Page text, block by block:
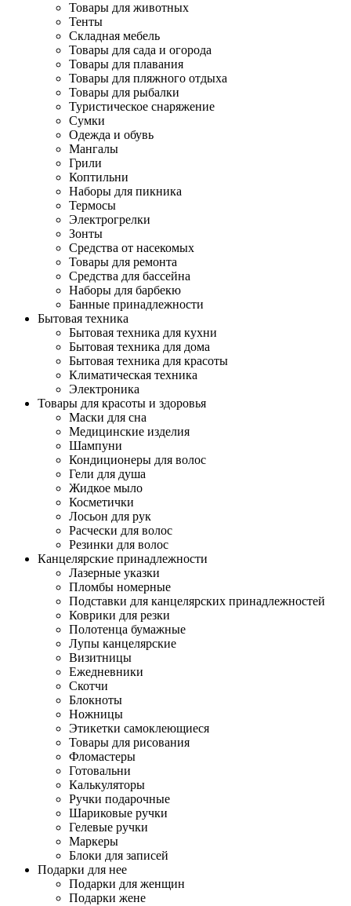
Товары для животных
Тенты
Складная мебель
Товары для сада и огорода
Товары для плавания
Товары для пляжного отдыха
Товары для рыбалки
Туристическое снаряжение
Сумки
Одежда и обувь
Мангалы
Грили
Коптильни
Наборы для пикника
Термосы
Электрогрелки
Зонты
Средства от насекомых
Товары для ремонта
Средства для бассейна
Наборы для барбекю
Банные принадлежности
Бытовая техника
Бытовая техника для кухни
Бытовая техника для дома
Бытовая техника для красоты
Климатическая техника
Электроника
Товары для красоты и здоровья
Маски для сна
Медицинские изделия
Шампуни
Кондиционеры для волос
Гели для душа
Жидкое мыло
Косметички
Лосьон для рук
Расчески для волос
Резинки для волос
Канцелярские принадлежности
Лазерные указки
Пломбы номерные
Подставки для канцелярских принадлежностей
Коврики для резки
Полотенца бумажные
Лупы канцелярские
Визитницы
Ежедневники
Скотчи
Блокноты
Ножницы
Этикетки самоклеющиеся
Товары для рисования
Фломастеры
Готовальни
Калькуляторы
Ручки подарочные
Шариковые ручки
Гелевые ручки
Маркеры
Блоки для записей
Подарки для нее
Подарки для женщин
Подарки жене